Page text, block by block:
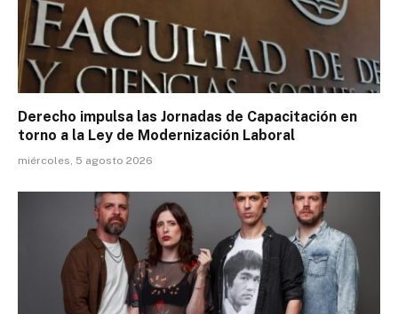
Derecho impulsa las Jornadas de Capacitación en
torno a la Ley de Modernización Laboral
miércoles, 5 agosto 2026